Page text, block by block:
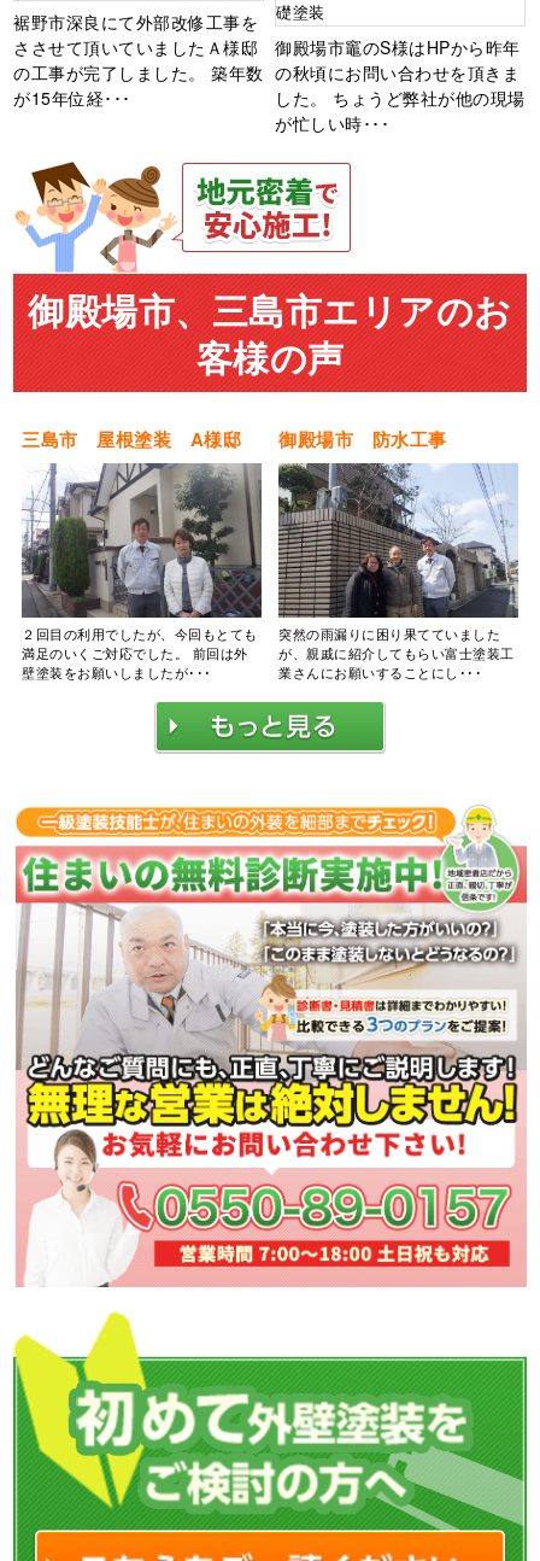
裾野市深良にて外部改修工事を
ささせて頂いていましたＡ様邸
の工事が完了しました。 築年数
が15年位経･･･
礎塗装
御殿場市竈のS様はHPから昨年
の秋頃にお問い合わせを頂きま
した。 ちょうど弊社が他の現場
が忙しい時･･･
御殿場市、三島市エリアのお
客様の声
三島市 屋根塗装 A様邸
２回目の利用でしたが、今回もとても
満足のいくご対応でした。 前回は外
壁塗装をお願いしましたが･･･
御殿場市 防水工事
突然の雨漏りに困り果てていました
が、親戚に紹介してもらい富士塗装工
業さんにお願いすることにし･･･